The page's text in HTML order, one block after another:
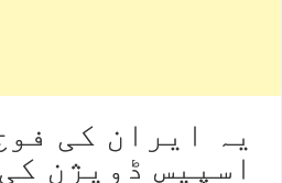
یہ ایران کی
اسپیس ڈویژن